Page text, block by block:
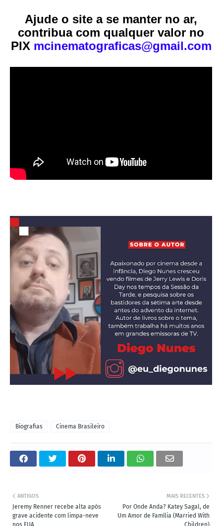
Ajude o site a se manter no ar,
contribua com qualquer valor no
PIX mcinematograficas@gmail.com
Biografias Cinema Brasileiro
MAIS RECENTES
Por Onde Anda? Katey Sagal, de
Um Amor de Família (Married With
ANTIGOS
Jeremy Renner recebe alta após
grave acidente com limpa-neve